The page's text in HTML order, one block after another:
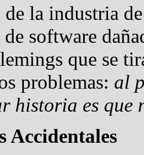
la industria
software
que se
problemas: al
historia es
Accidentales